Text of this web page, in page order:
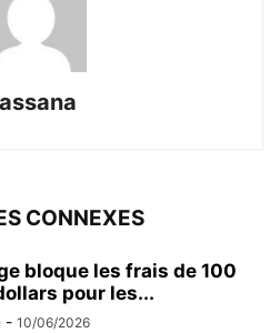
CONNEXES
bloque les frais de 100
pour les...
- 10/06/2026